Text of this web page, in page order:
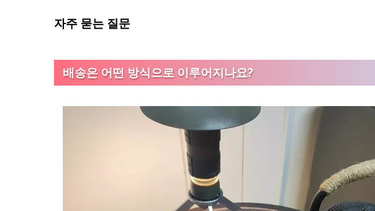
자주 묻는 질문
배송은 어떤 방식으로 이루어지나요?